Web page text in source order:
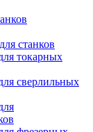
станков
токарных
сверлильных